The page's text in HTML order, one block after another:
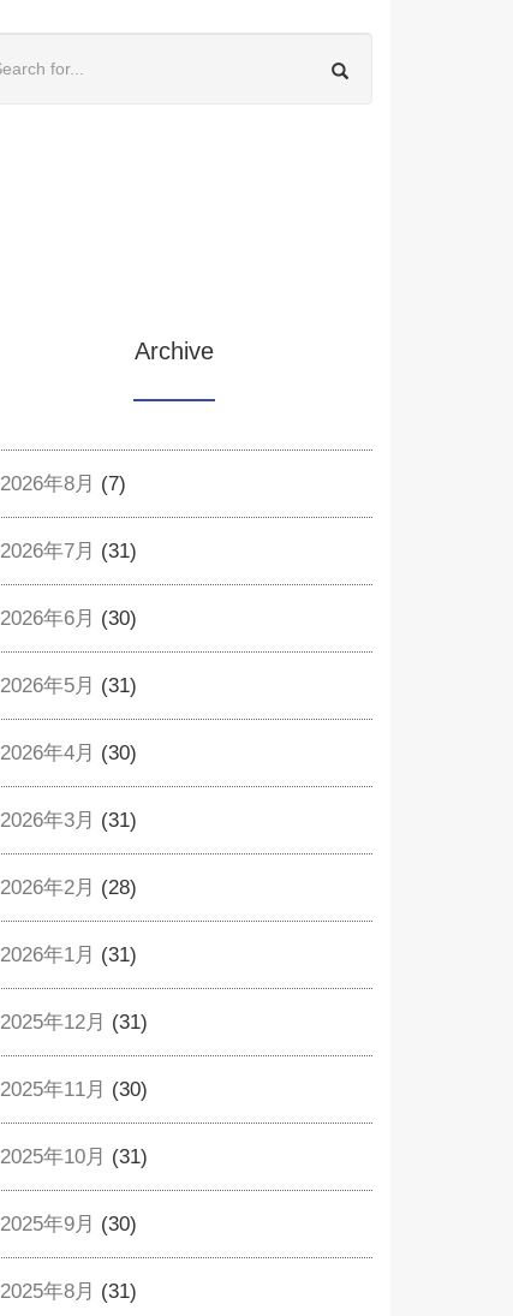
Archive
2026年8月 (7)
2026年7月 (31)
2026年6月 (30)
2026年5月 (31)
2026年4月 (30)
2026年3月 (31)
2026年2月 (28)
2026年1月 (31)
2025年12月 (31)
2025年11月 (30)
2025年10月 (31)
2025年9月 (30)
2025年8月 (31)